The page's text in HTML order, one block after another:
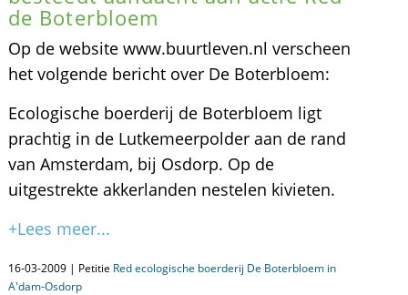
de Boterbloem
Op de website www.buurtleven.nl verscheen
het volgende bericht over De Boterbloem:
Ecologische boerderij de Boterbloem ligt
prachtig in de Lutkemeerpolder aan de rand
van Amsterdam, bij Osdorp. Op de
uitgestrekte akkerlanden nestelen kivieten.
+Lees meer...
16-03-2009 | Petitie Red ecologische boerderij De Boterbloem in
A'dam-Osdorp